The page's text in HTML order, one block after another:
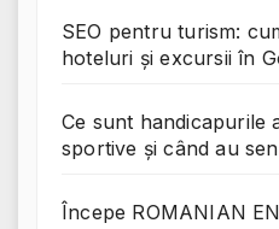
SEO pentru turism:
hoteluri și excursii în
Ce sunt handicapurile
sportive și când au
Începe ROMANIAN